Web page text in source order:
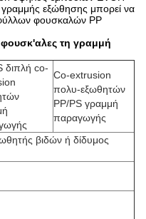
εξώθησης μπορεί να
φουσκαλών PP
τη γραμμή
διπλή co-
Co-extrusion
πολυ-εξωθητών
PP/PS γραμμή
παραγωγής
βιδών ή δίδυμος